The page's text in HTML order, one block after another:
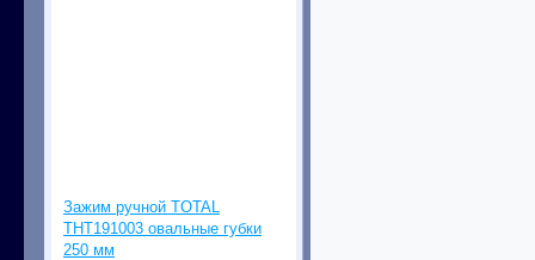
Зажим ручной TOTAL
THT191003 овальные губки
250 мм